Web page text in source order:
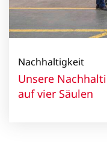
Nachhaltigkeit
Unsere
auf vier Säulen